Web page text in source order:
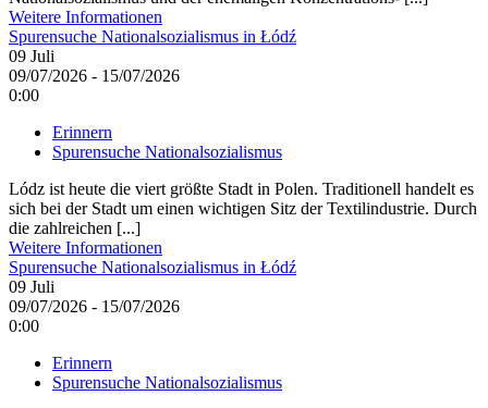
Weitere Informationen
Spurensuche Nationalsozialismus in Łódź
09 Juli
09/07/2026 - 15/07/2026
0:00
Erinnern
Spurensuche Nationalsozialismus
Lódz ist heute die viert größte Stadt in Polen. Traditionell handelt es
sich bei der Stadt um einen wichtigen Sitz der Textilindustrie. Durch
die zahlreichen [...]
Weitere Informationen
Spurensuche Nationalsozialismus in Łódź
09 Juli
09/07/2026 - 15/07/2026
0:00
Erinnern
Spurensuche Nationalsozialismus